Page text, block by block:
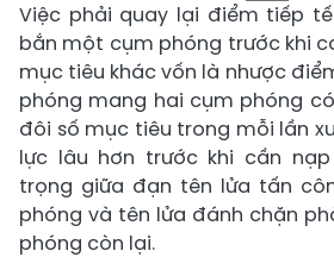
Việc phải quay lại điểm tiếp
bắn một cụm phóng trước khi
mục tiêu khác vốn là nhược
phóng mang hai cụm phóng
đôi số mục tiêu trong mỗi lần
lực lâu hơn trước khi cần
trọng giữa đạn tên lửa tấn
phóng và tên lửa đánh chặn
phóng còn lại.